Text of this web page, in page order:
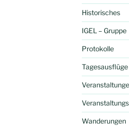
Historisches
IGEL – Gruppe
Protokolle
Tagesausflüge
Wanderungen